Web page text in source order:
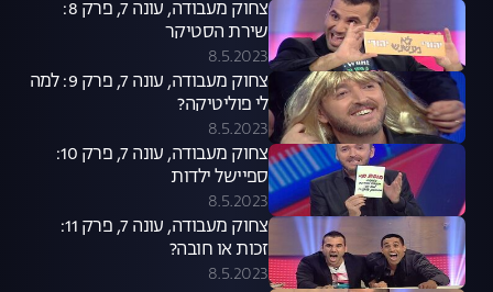
צחוק מעבודה, עונה 7, פרק 8:
שירת הסטיקר
8.5.2023
צחוק מעבודה, עונה 7, פרק 9: למה
לי פוליטיקה?
8.5.2023
צחוק מעבודה, עונה 7, פרק 10:
ספיישל ילדות
8.5.2023
צחוק מעבודה, עונה 7, פרק 11:
זכות או חובה?
8.5.2023